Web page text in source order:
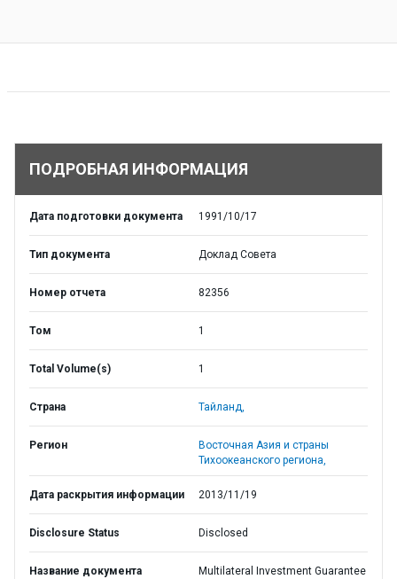
ПОДРОБНАЯ ИНФОРМАЦИЯ
Дата подготовки документа 1991/10/17
Тип документа Доклад Совета
Номер отчета 82356
Том 1
Total Volume(s) 1
Страна Тайланд,
Регион
Восточная Азия и страны
Тихоокеанского региона,
Дата раскрытия информации 2013/11/19
Disclosure Status Disclosed
Название документа
Multilateral Investment Guarantee